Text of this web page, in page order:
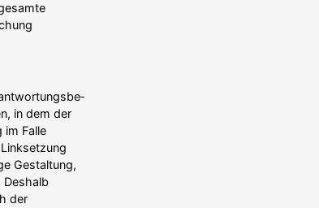
in dem der
im Falle
Gestaltung,
Deshalb
der